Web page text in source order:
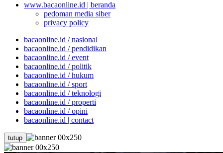
www.bacaonline.id | beranda
pedoman media siber
privacy policy
bacaonline.id / nasional
bacaonline.id / pendidikan
bacaonline.id / event
bacaonline.id / politik
bacaonline.id / hukum
bacaonline.id / sport
bacaonline.id / teknologi
bacaonline.id / properti
bacaonline.id / opini
bacaonline.id | contact
tutup